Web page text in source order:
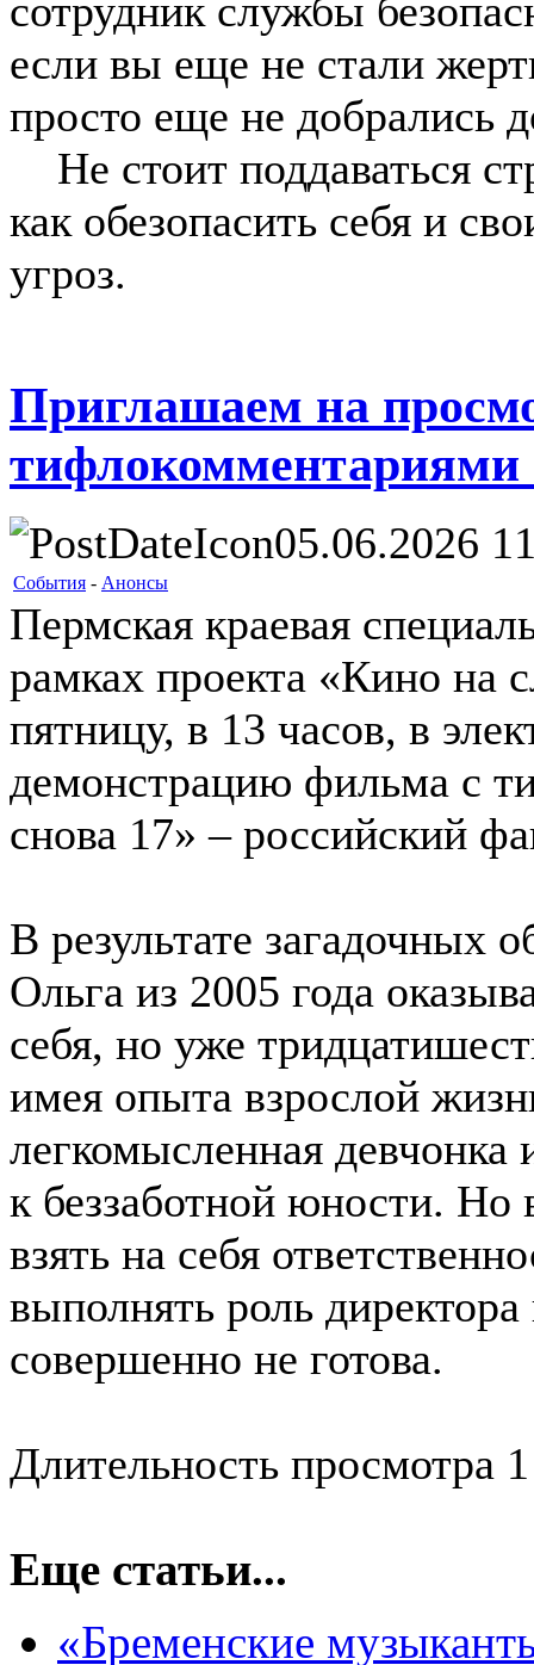
сотрудник службы
если вы еще не стали
просто еще не добрались
Не стоит поддаваться
как обезопасить себя и
угроз.
Приглашаем на
тифлокомментариями
05.06.2026
События - Анонсы
Пермская краевая
рамках проекта «Кино на
пятницу, в 13 часов, в
демонстрацию фильма с
снова 17» – российский
В результате загадочных
Ольга из 2005 года
себя, но уже
имея опыта взрослой
легкомысленная девчонка
к беззаботной юности.
взять на себя
выполнять роль
совершенно не готова.
Длительность просмотра
Еще статьи...
«Бременские